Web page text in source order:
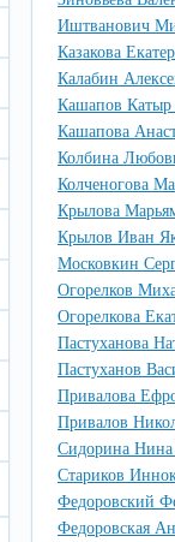
Иштванович
Казакова
Калабин
Кашапов Катыр
Кашапова
Колбина
Колченогова
Крылова
Крылов Иван
Московкин
Огорелков
Огорелкова
Пастуханова
Пастуханов
Привалова
Привалов
Сидорина Нина
Стариков
Федоровский
Федоровская